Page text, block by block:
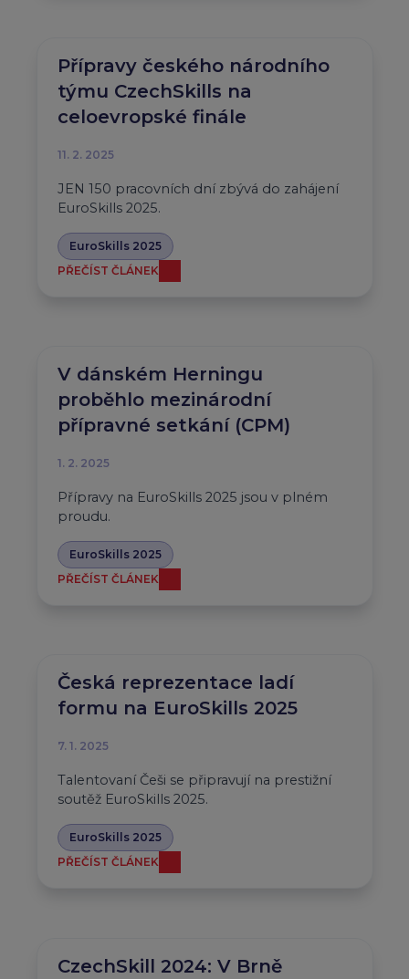
Přípravy českého národního
týmu CzechSkills na
celoevropské finále
11. 2. 2025
JEN 150 pracovních dní zbývá do zahájení
EuroSkills 2025.
EuroSkills 2025
PŘEČÍST ČLÁNEK
V dánském Herningu
proběhlo mezinárodní
přípravné setkání (CPM)
1. 2. 2025
Přípravy na EuroSkills 2025 jsou v plném
proudu.
EuroSkills 2025
PŘEČÍST ČLÁNEK
Česká reprezentace ladí
formu na EuroSkills 2025
7. 1. 2025
Talentovaní Češi se připravují na prestižní
soutěž EuroSkills 2025.
EuroSkills 2025
PŘEČÍST ČLÁNEK
CzechSkill 2024: V Brně